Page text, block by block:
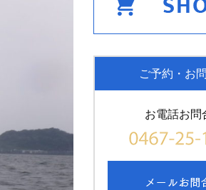
ご予約・お
お電話お問